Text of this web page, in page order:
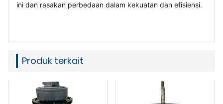
ini dan rasakan perbedaan dalam kekuatan dan efisiensi.
Produk terkait